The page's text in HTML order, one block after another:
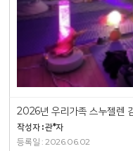
2026년 우리가족 스누젤렌
작성자 : 관*자
등록일 : 2026.06.02